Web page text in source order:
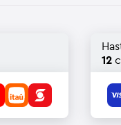
12